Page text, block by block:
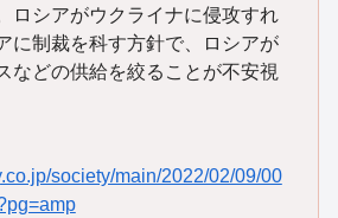
ロシアがウクライナに侵攻すれ
に制裁を科す方針で、ロシアが
などの供給を絞ることが不安視
society/main/2022/02/09/00